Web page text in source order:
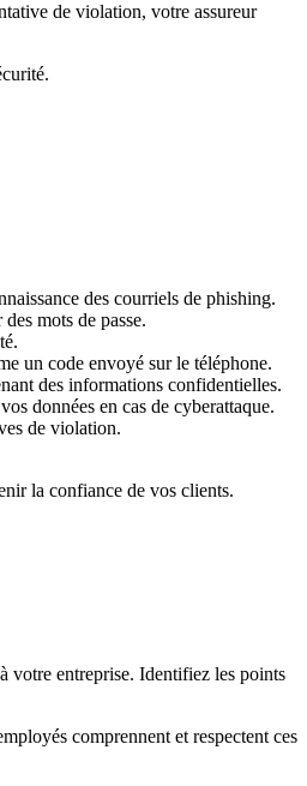
de violation, votre assureur
des courriels de phishing.
mots de passe.
un code envoyé sur le téléphone.
des informations confidentielles.
données en cas de cyberattaque.
de violation.
la confiance de vos clients.
votre entreprise. Identifiez les points
comprennent et respectent ces